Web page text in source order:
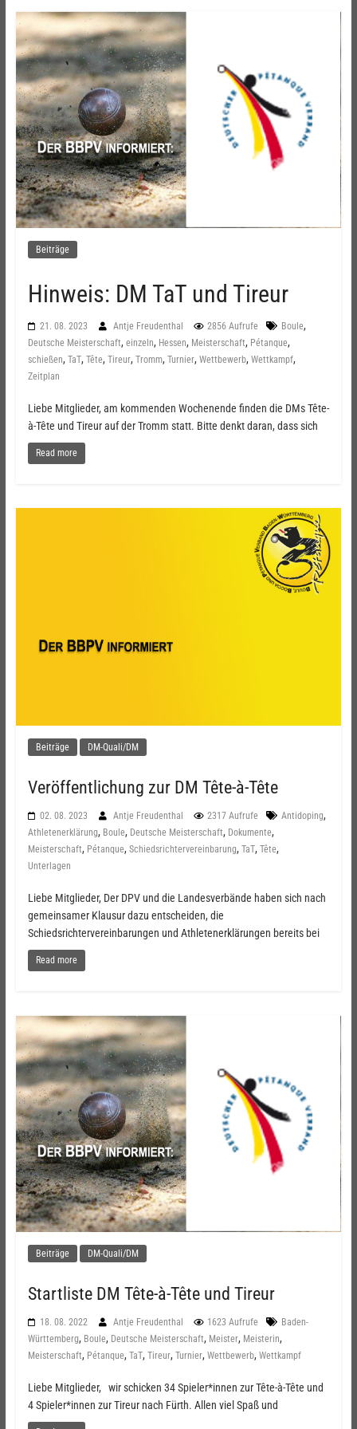
Beiträge
Hinweis: DM TaT und Tireur
21. 08. 2023 Antje Freudenthal 2856 Aufrufe Boule,
Deutsche Meisterschaft, einzeln, Hessen, Meisterschaft, Pétanque,
schießen, TaT, Tête, Tireur, Tromm, Turnier, Wettbewerb, Wettkampf,
Zeitplan
Liebe Mitglieder, am kommenden Wochenende finden die DMs Tête-
à-Tête und Tireur auf der Tromm statt. Bitte denkt daran, dass sich
Read more
Beiträge DM-Quali/DM
Veröffentlichung zur DM Tête-à-Tête
02. 08. 2023 Antje Freudenthal 2317 Aufrufe Antidoping,
Athletenerklärung, Boule, Deutsche Meisterschaft, Dokumente,
Meisterschaft, Pétanque, Schiedsrichtervereinbarung, TaT, Tête,
Unterlagen
Liebe Mitglieder, Der DPV und die Landesverbände haben sich nach
gemeinsamer Klausur dazu entscheiden, die
Schiedsrichtervereinbarungen und Athletenerklärungen bereits bei
Read more
Beiträge DM-Quali/DM
Startliste DM Tête-à-Tête und Tireur
18. 08. 2022 Antje Freudenthal 1623 Aufrufe
Baden-
Württemberg, Boule, Deutsche Meisterschaft, Meister, Meisterin,
Meisterschaft, Pétanque, TaT, Tireur, Turnier, Wettbewerb, Wettkampf
Liebe Mitglieder, wir schicken 34 Spieler*innen zur Tête-à-Tête und
4 Spieler*innen zur Tireur nach Fürth. Allen viel Spaß und